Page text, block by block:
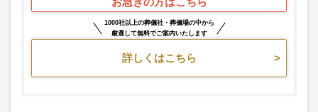
1000社以上の葬儀社・葬儀場の中から
厳選して無料でご案内いたします
詳しくはこちら